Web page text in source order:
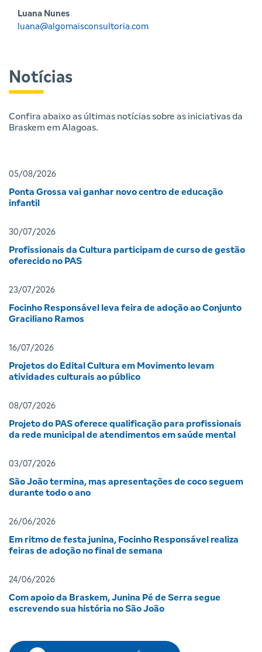
Luana Nunes
luana@algomaisconsultoria.com
Notícias
Confira abaixo as últimas notícias sobre as iniciativas da
Braskem em Alagoas.
05/08/2026
Ponta Grossa vai ganhar novo centro de educação
infantil
30/07/2026
Profissionais da Cultura participam de curso de gestão
oferecido no PAS
23/07/2026
Focinho Responsável leva feira de adoção ao Conjunto
Graciliano Ramos
16/07/2026
Projetos do Edital Cultura em Movimento levam
atividades culturais ao público
08/07/2026
Projeto do PAS oferece qualificação para profissionais
da rede municipal de atendimentos em saúde mental
03/07/2026
São João termina, mas apresentações de coco seguem
durante todo o ano
26/06/2026
Em ritmo de festa junina, Focinho Responsável realiza
feiras de adoção no final de semana
24/06/2026
Com apoio da Braskem, Junina Pé de Serra segue
escrevendo sua história no São João